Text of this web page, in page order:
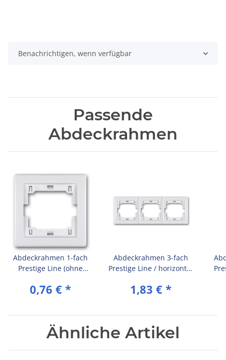
Benachrichtigen, wenn verfügbar
Passende
Abdeckrahmen
Abdeckrahmen 1-fach
Prestige Line (ohne
(RAL 9003)
0,76 € *
Abdeckrahmen 3-fach
Prestige Line / horizontal
Weiß (RAL 9003)
1,83 € *
Ähnliche Artikel